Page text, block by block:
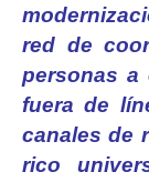
red de
personas a
fuera de
canales de
rico